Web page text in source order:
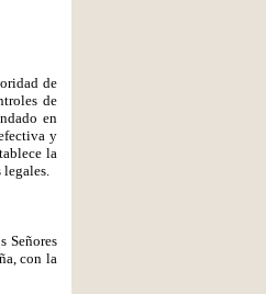
de
de
en
y
la
legales.
Señores
con la